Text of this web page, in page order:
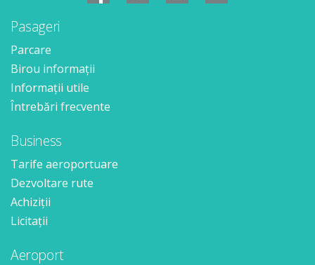
Pasageri
Parcare
Birou informații
Informații utile
Întrebări frecvente
Business
Tarife aeroportuare
Dezvoltare rute
Achiziții
Licitații
Aeroport